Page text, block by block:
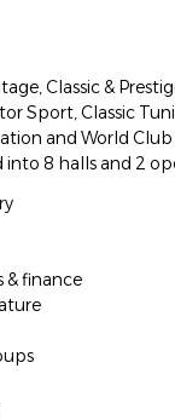
Classic &
Sport, Classic
and World
8 halls and 2
& finance